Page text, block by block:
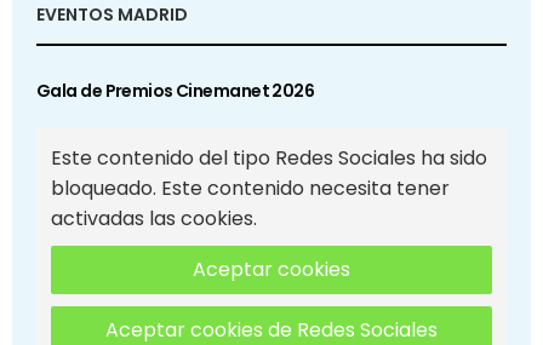
EVENTOS MADRID
Gala de Premios Cinemanet 2026
Este contenido del tipo Redes Sociales ha sido
bloqueado. Este contenido necesita tener
activadas las cookies.
Aceptar cookies
Aceptar cookies de Redes Sociales